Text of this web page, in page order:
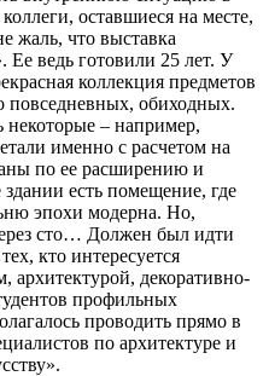
оставшиеся на месте,
жаль, что выставка
Ее ведь готовили 25 лет. У
коллекция предметов
повседневных, обиходных.
некоторые – например,
именно с расчетом на
по ее расширению и
есть помещение, где
эпохи модерна. Но,
сто… Должен был идти
кто интересуется
декоративно-
профильных
проводить прямо в
по архитектуре и